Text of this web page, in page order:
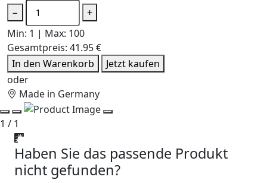
−
+
Min: 1 | Max: 100
Gesamtpreis: 41.95 €
In den Warenkorb
Jetzt kaufen
oder
Made in Germany
1 / 1
Haben Sie das passende Produkt
nicht gefunden?